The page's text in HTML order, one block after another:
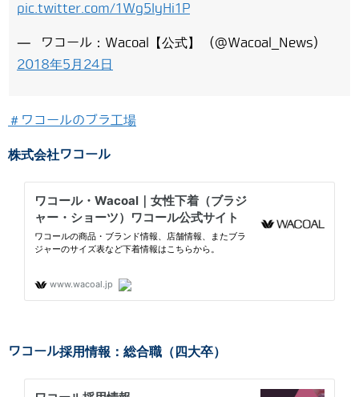
pic.twitter.com/1Wg5IyHi1P
— ワコール：Wacoal【公式】 (@Wacoal_News)
2018年5月24日
＃ワコールのブラ工場
株式会社ワコール
ワコール採用情報：総合職（四大卒）